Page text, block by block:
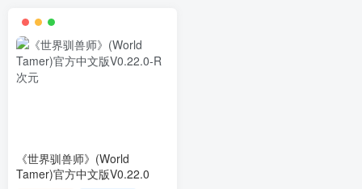
《世界驯兽师》(World
Tamer)官方中文版V0.22.0